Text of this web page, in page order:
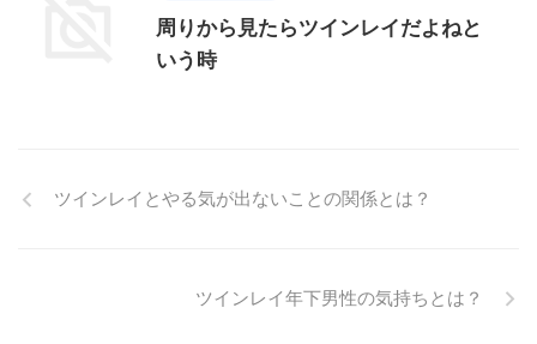
周りから見たらツインレイだよねと
いう時
ツインレイとやる気が出ないことの関係とは？
ツインレイ年下男性の気持ちとは？